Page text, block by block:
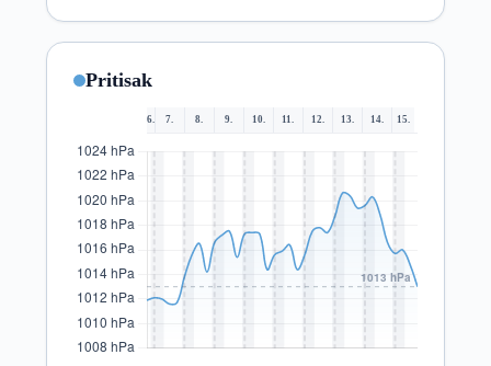
Pritisak
6. 7. 8. 9. 10. 11. 12. 13. 14. 15.